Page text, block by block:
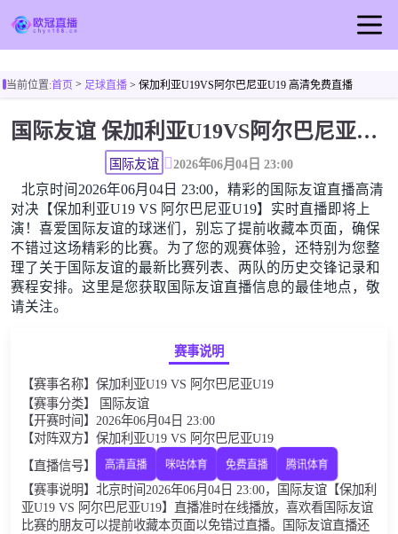
足球直播
欧冠视频
欧冠新闻
当前位置:首页> 足球直播> 保加利亚U19VS阿尔巴尼亚U19 高清免费直播
国际友谊 保加利亚U19VS阿尔巴尼亚U19高清直播免费观看
国际友谊 2026年06月04日 23:00
北京时间2026年06月04日 23:00，精彩的国际友谊直播高清
对决【保加利亚U19 VS 阿尔巴尼亚U19】实时直播即将上
演！喜爱国际友谊的球迷们，别忘了提前收藏本页面，确保
不错过这场精彩的比赛。为了您的观赛体验，还特别为您整
理了关于国际友谊的最新比赛列表、两队的历史交锋记录和
赛程安排。这里是您获取国际友谊直播信息的最佳地点，敬
请关注。
赛事说明
【赛事名称】保加利亚U19 VS 阿尔巴尼亚U19
【赛事分类】 国际友谊
【开赛时间】2026年06月04日 23:00
【对阵双方】保加利亚U19 VS 阿尔巴尼亚U19
【直播信号】
高清直播 咪咕体育 免费直播 腾讯体育
【赛事说明】北京时间2026年06月04日 23:00，国际友谊【保加利
亚U19 VS 阿尔巴尼亚U19】直播准时在线播放，喜欢看国际友谊
比赛的朋友可以提前收藏本页面以免错过直播。国际友谊直播还